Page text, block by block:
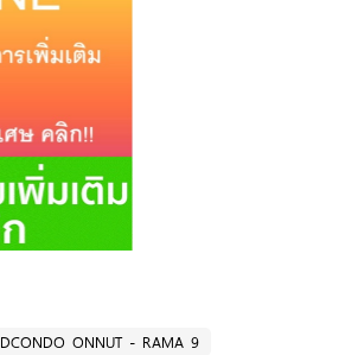
DCONDO ONNUT - RAMA 9